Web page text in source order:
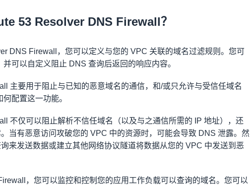
53 Resolver DNS Firewall？
DNS Firewall，您可以定义与您的 VPC 关联的域名过滤规则。您可
可以自定义阻止 DNS 查询后返回的响应内容。
主要用于阻止与已知的恶意域名的通信，和/或只允许与受信任域名
配置这一功能。
不仅可以阻止解析不信任域名（以及与之通信所需的 IP 地址），还
当有恶意访问攻破您的 VPC 中的资源时，可能会导致 DNS 泄露。然
来发送数据或建立其他网络协议隧道将数据从您的 VPC 中发送到恶
，您可以监控和控制您的应用工作负载可以查询的域名。您可以